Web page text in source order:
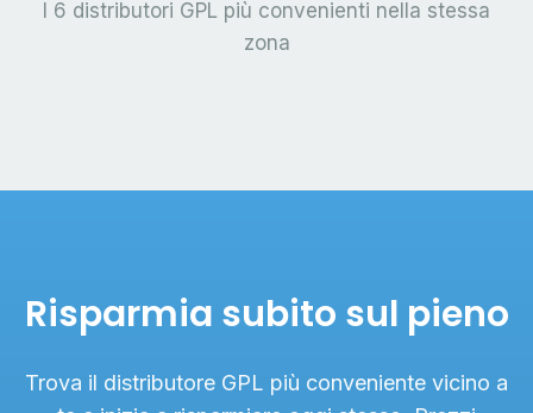
I 6 distributori GPL più convenienti nella stessa
zona
Risparmia subito sul pieno
Trova il distributore GPL più conveniente vicino a